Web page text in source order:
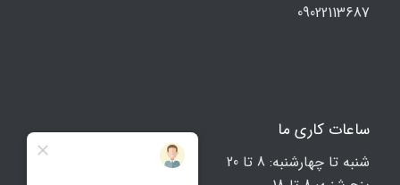
09022113687
ساعات کاری ما
شنبه تا چهارشنبه: 8 تا 20